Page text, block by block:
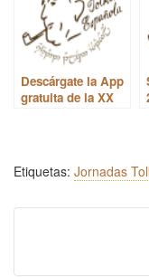
Descárgate la App
gratuita de la XX
Etiquetas: Jornadas